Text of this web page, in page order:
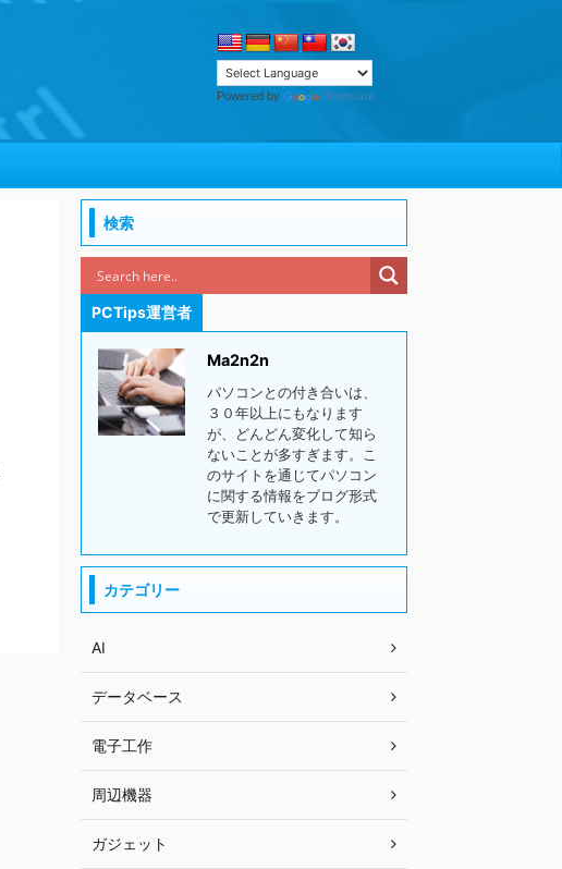
Powered by Translate
検索
PCTips運営者
Ma2n2n
パソコンとの付き合いは、
３０年以上にもなります
が、どんどん変化して知ら
ないことが多すぎます。こ
のサイトを通じてパソコン
に関する情報をブログ形式
で更新していきます。
カテゴリー
AI
データベース
電子工作
周辺機器
ガジェット